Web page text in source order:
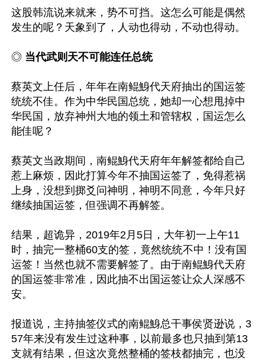
这股韩流说来就来，势不可挡。这怎么可能是偶然
发生的呢？天象到了，人动也得动，不动也得动。
◎ 当代武则天不可能连任总统
蔡英文上任后，年年在南鲲鯓代天府抽出的国运签
统统不佳。作为中华民国总统，她却一心想甩掉中
华民国，放弃神州大地的领土和管辖权，国运怎么
能佳呢？
蔡英文当政期间，南鲲鯓代天府年年解签都给自己
惹上麻烦，因此打算今年不抽国运签了，免得惹祸
上身，没想到掷爻问神明，神明不同意，今年只好
继续抽国运签，但强调不再解签。
结果，超诡异，2019年2月5日，大年初一上午11
时，抽完一整桶60支的签，竟然统统不中！没有国
运签！当然也就不需要解签了。由于南鲲鯓代天府
的国运签非常准，因此抽不出国运签让众人深感不
安。
报道说，主持抽签仪式的南鲲鯓总干事侯贤逊说，3
57年来没有发生过这种事，以前最多也只抽到第13
支就有结果，但这次竟然整桶的签枝都抽完，也没